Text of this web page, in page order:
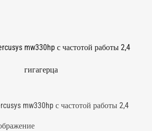
mw330hp с частотой работы 2,4
гигагерца